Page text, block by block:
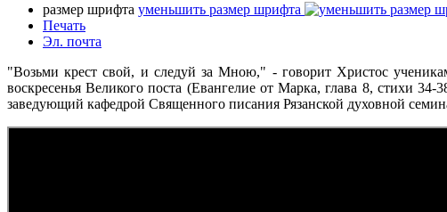
размер шрифта уменьшить размер шрифта
Печать
Эл. почта
"Возьми крест свой, и следуй за Мною," - говорит Христос
воскресенья Великого поста (Евангелие от Марка, глава 8, стихи
заведующий кафедрой Священного писания Рязанской духовной